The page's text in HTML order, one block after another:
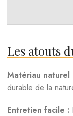
Les atouts
Matériau naturel
durable de la
Entretien facile :